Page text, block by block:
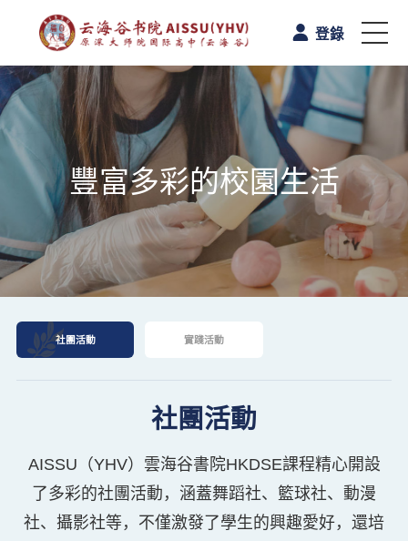
登錄
首頁
認識雲海谷書院
學與教
校園生活
校園快訊
豐富多彩的校園生活
社團活動 實踐活動
社團活動
AISSU（YHV）雲海谷書院HKDSE課程精心開設
了多彩的社團活動，涵蓋舞蹈社、籃球社、動漫
社、攝影社等，不僅激發了學生的興趣愛好，還培